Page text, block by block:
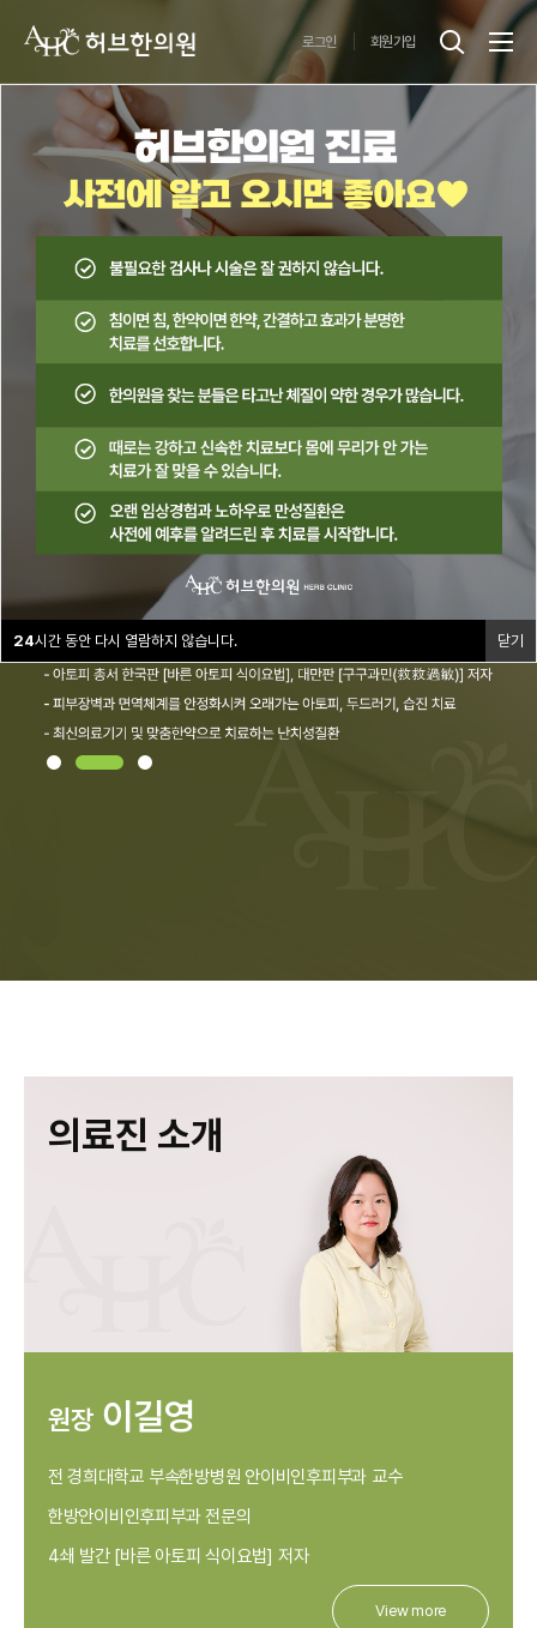
24시간 동안 다시 열람하지 않습니다. 닫기
로그인 회원가입
의료진 소개
원장이길영
전 경희대학교 부속한방병원 안이비인후피부과 교수
한방안이비인후피부과 전문의
4쇄 발간 [바른 아토피 식이요법] 저자
View more